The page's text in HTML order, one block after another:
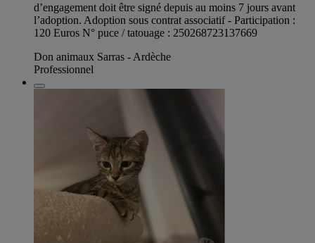
d’engagement doit être signé depuis au moins 7 jours avant
l’adoption. Adoption sous contrat associatif - Participation :
120 Euros N° puce / tatouage : 250268723137669
Don animaux Sarras - Ardèche
Professionnel